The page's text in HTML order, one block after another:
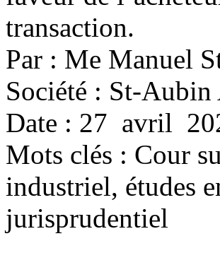
transaction.
Par : Me Manuel
Société : St-
Date : 27 avril
Mots clés : Cour
industriel, études
jurisprudentiel